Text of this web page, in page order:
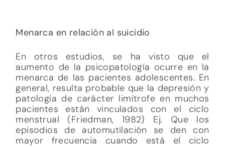
Menarca en relación al suicidio
En otros estudios, se ha visto que el
aumento de la psicopatología ocurre en la
menarca de las pacientes adolescentes. En
general, resulta probable que la depresión y
patología de carácter limítrofe en muchos
pacientes están vinculados con el ciclo
menstrual (Friedman, 1982) Ej. Que los
episodios de automutilación se den con
mayor frecuencia cuando está el ciclo